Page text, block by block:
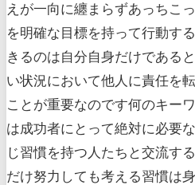
えが一向に纏まらずあっちこ
を明確な目標を持って行動す
きるのは自分自身だけである
い状況において他人に責任を
ことが重要なのです何のキー
は成功者にとって絶対に必要
じ習慣を持つ人たちと交流す
だけ努力しても考える習慣は